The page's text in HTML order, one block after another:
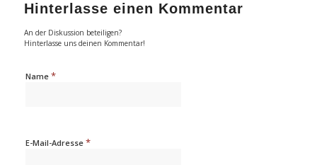
Hinterlasse einen Kommentar
An der Diskussion beteiligen?
Hinterlasse uns deinen Kommentar!
Name *
E-Mail-Adresse *